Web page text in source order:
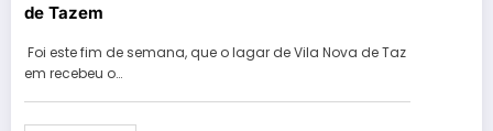
de Tazem
Foi este fim de semana, que o lagar de Vila Nova de Taz
em recebeu o…